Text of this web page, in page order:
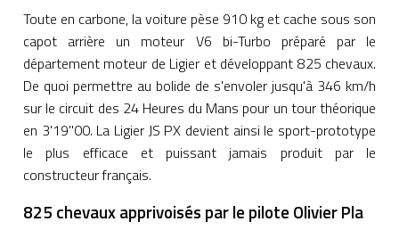
Toute en carbone, la voiture pèse 910 kg et cache sous son
capot arrière un moteur V6 bi-Turbo préparé par le
département moteur de Ligier et développant 825 chevaux.
De quoi permettre au bolide de s'envoler jusqu'à 346 km/h
sur le circuit des 24 Heures du Mans pour un tour théorique
en 3'19''00. La Ligier JS PX devient ainsi le sport-prototype
le plus efficace et puissant jamais produit par le
constructeur français.
825 chevaux apprivoisés par le pilote Olivier Pla